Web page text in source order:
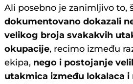
Ali posebno je zanimljivo to,
dokumentovano dokazali
velikog broja svakakvih
okupacije, recimo između
ekipa, nego i postojanje
utakmica između lokalaca i